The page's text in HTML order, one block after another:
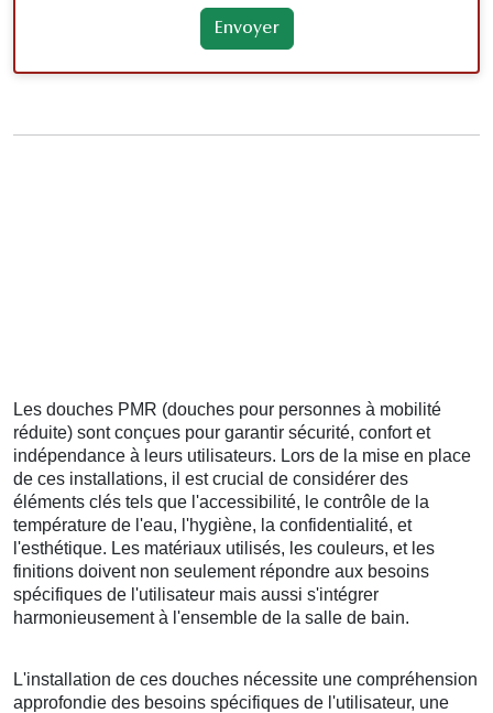
Les douches PMR (douches pour personnes à mobilité
réduite) sont conçues pour garantir sécurité, confort et
indépendance à leurs utilisateurs. Lors de la mise en place
de ces installations, il est crucial de considérer des
éléments clés tels que l'accessibilité, le contrôle de la
température de l'eau, l'hygiène, la confidentialité, et
l'esthétique. Les matériaux utilisés, les couleurs, et les
finitions doivent non seulement répondre aux besoins
spécifiques de l'utilisateur mais aussi s'intégrer
harmonieusement à l'ensemble de la salle de bain.
L'installation de ces douches nécessite une compréhension
approfondie des besoins spécifiques de l'utilisateur, une